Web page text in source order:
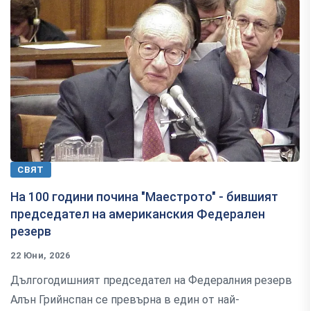
СВЯТ
На 100 години почина "Маестрото" - бившият
председател на американския Федерален
резерв
22 Юни, 2026
Дългогодишният председател на Федералния резерв
Алън Грийнспан се превърна в един от най-